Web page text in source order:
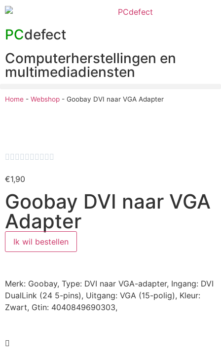
PCdefect
Computerherstellingen en
multimediadiensten
Home - Webshop - Goobay DVI naar VGA Adapter
         
€1,90
Goobay DVI naar VGA
Adapter
Ik wil bestellen
Merk: Goobay, Type: DVI naar VGA-adapter, Ingang: DVI
DualLink (24 5-pins), Uitgang: VGA (15-polig), Kleur:
Zwart, Gtin: 4040849690303,